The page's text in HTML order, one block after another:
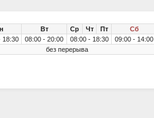
Вт Ср Чт Пт Сб
18:30
08:00 - 20:00 08:00 - 18:30 09:00 - 14:00
без перерыва